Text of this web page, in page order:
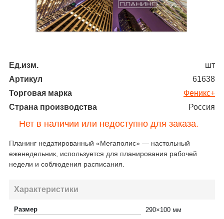
Ед.изм.
шт
Артикул
61638
Торговая марка
Феникс+
Страна производства
Россия
Нет в наличии или недоступно для заказа.
Планинг недатированный «Мегаполис» — настольный
еженедельник, используется для планирования рабочей
недели и соблюдения расписания.
Характеристики
Размер
290×100 мм